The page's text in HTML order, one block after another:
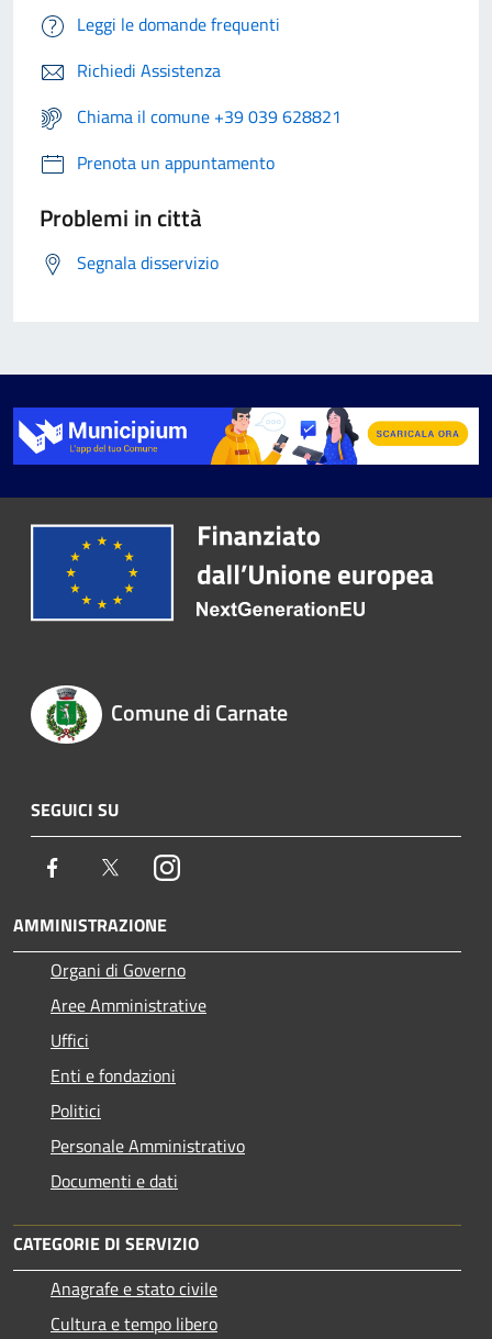
Leggi le domande frequenti
Richiedi Assistenza
Chiama il comune +39 039 628821
Prenota un appuntamento
Problemi in città
Segnala disservizio
Comune di Carnate
SEGUICI SU
Facebook TwitterInstagram
AMMINISTRAZIONE
Organi di Governo
Aree Amministrative
Uffici
Enti e fondazioni
Politici
Personale Amministrativo
Documenti e dati
CATEGORIE DI SERVIZIO
Anagrafe e stato civile
Cultura e tempo libero